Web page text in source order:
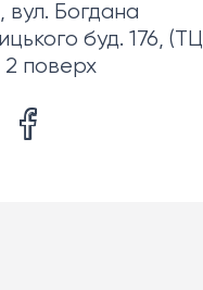
вул. Богдана
буд. 176, (ТЦ
2 поверх